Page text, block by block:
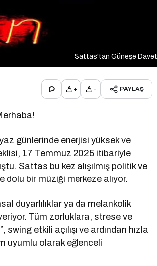
Sattas'tan Güneşe Davet
+ - PAYLAŞ
günlerinde enerjisi yüksek ve
17 Temmuz 2025 itibariyle
Sattas bu kez alışılmış politik ve
dolu bir müziği merkeze alıyor.
duyarlılıklar ya da melankolik
Tüm zorluklara, strese ve
etkili açılışı ve ardından hızla
uyumlu olarak eğlenceli